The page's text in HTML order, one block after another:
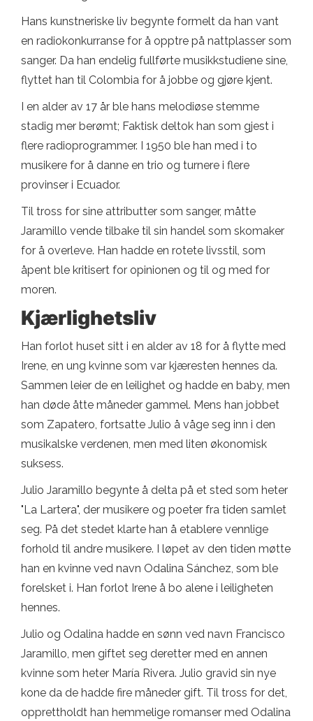
Hans kunstneriske liv begynte formelt da han vant
en radiokonkurranse for å opptre på nattplasser som
sanger. Da han endelig fullførte musikkstudiene sine,
flyttet han til Colombia for å jobbe og gjøre kjent.
I en alder av 17 år ble hans melodiøse stemme
stadig mer berømt; Faktisk deltok han som gjest i
flere radioprogrammer. I 1950 ble han med i to
musikere for å danne en trio og turnere i flere
provinser i Ecuador.
Til tross for sine attributter som sanger, måtte
Jaramillo vende tilbake til sin handel som skomaker
for å overleve. Han hadde en rotete livsstil, som
åpent ble kritisert for opinionen og til og med for
moren.
Kjærlighetsliv
Han forlot huset sitt i en alder av 18 for å flytte med
Irene, en ung kvinne som var kjæresten hennes da.
Sammen leier de en leilighet og hadde en baby, men
han døde åtte måneder gammel. Mens han jobbet
som Zapatero, fortsatte Julio å våge seg inn i den
musikalske verdenen, men med liten økonomisk
suksess.
Julio Jaramillo begynte å delta på et sted som heter
"La Lartera", der musikere og poeter fra tiden samlet
seg. På det stedet klarte han å etablere vennlige
forhold til andre musikere. I løpet av den tiden møtte
han en kvinne ved navn Odalina Sánchez, som ble
forelsket i. Han forlot Irene å bo alene i leiligheten
hennes.
Julio og Odalina hadde en sønn ved navn Francisco
Jaramillo, men giftet seg deretter med en annen
kvinne som heter María Rivera. Julio gravid sin nye
kone da de hadde fire måneder gift. Til tross for det,
opprettholdt han hemmelige romanser med Odalina